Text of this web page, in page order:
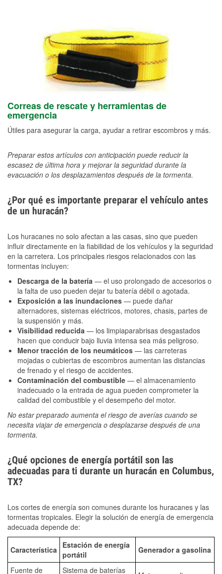
Correas de rescate y herramientas de
emergencia
Útiles para asegurar la carga, ayudar a retirar escombros y más.
Preparar estos artículos con anticipación puede reducir la
escasez de última hora y mejorar la seguridad durante la
evacuación o los desplazamientos después de la tormenta.
¿Por qué es importante preparar el vehículo antes
de un huracán?
Los huracanes no solo afectan a las casas, sino que pueden
influir directamente en la fiabilidad de los vehículos y la seguridad
en la carretera. Los principales riesgos relacionados con las
tormentas incluyen:
Descarga de la batería — el uso prolongado de accesorios o
la falta de uso pueden dejar tu batería débil o agotada.
Exposición a las inundaciones — puede dañar
alternadores, sistemas eléctricos, motores, chasis, partes de
la suspensión y más.
Visibilidad reducida — los limpiaparabrisas desgastados
hacen que conducir bajo lluvia intensa sea más peligroso.
Menor tracción de los neumáticos — las carreteras
mojadas o cubiertas de escombros aumentan las distancias
de frenado y el riesgo de accidentes.
Contaminación del combustible — el almacenamiento
inadecuado o la entrada de agua pueden comprometer la
calidad del combustible y el desempeño del motor.
No estar preparado aumenta el riesgo de averías cuando se
necesita viajar de emergencia o desplazarse después de una
tormenta.
¿Qué opciones de energía portátil son las
adecuadas para ti durante un huracán en Columbus,
TX?
Los cortes de energía son comunes durante los huracanes y las
tormentas tropicales. Elegir la solución de energía de emergencia
adecuada depende de:
Característica
Estación de energía
portátil
Generador a gasolina
Fuente de Sistema de baterías